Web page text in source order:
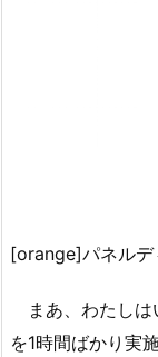
[orange]パネルデ
まあ、わたしは
を1時間ばかり実